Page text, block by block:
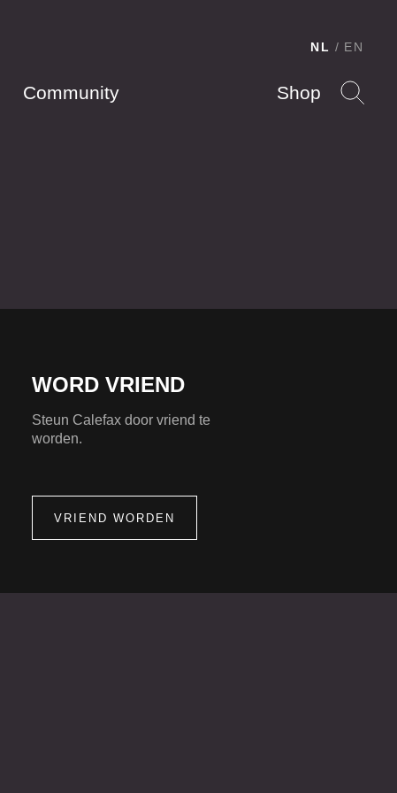
Community Shop
NL EN
WORD VRIEND
Steun Calefax door vriend te
worden.
VRIEND WORDEN